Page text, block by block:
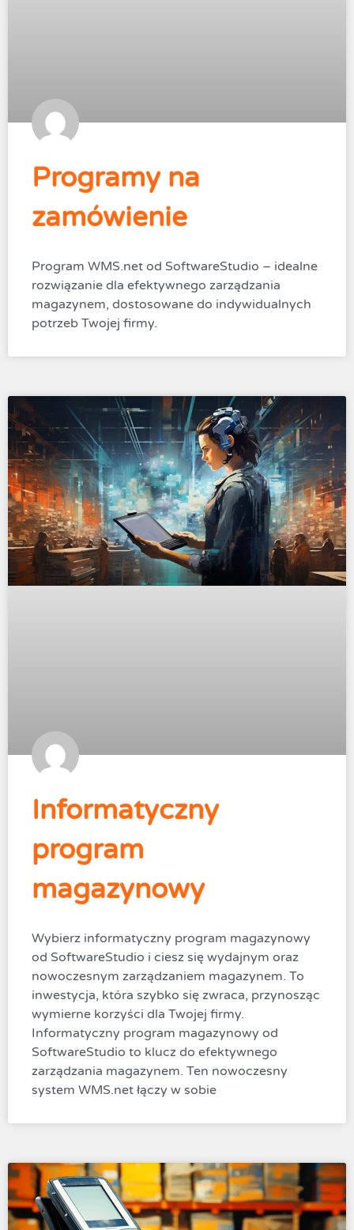
Programy na
zamówienie
Program WMS.net od SoftwareStudio – idealne
rozwiązanie dla efektywnego zarządzania
magazynem, dostosowane do indywidualnych
potrzeb Twojej firmy.
Informatyczny
program
magazynowy
Wybierz informatyczny program magazynowy
od SoftwareStudio i ciesz się wydajnym oraz
nowoczesnym zarządzaniem magazynem. To
inwestycja, która szybko się zwraca, przynosząc
wymierne korzyści dla Twojej firmy.
Informatyczny program magazynowy od
SoftwareStudio to klucz do efektywnego
zarządzania magazynem. Ten nowoczesny
system WMS.net łączy w sobie